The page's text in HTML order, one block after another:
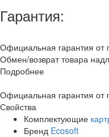
Гарантия:
Официальная гарантия от
Обмен/возврат товара
Подробнее
Официальная гарантия от
Свойства
Комплектующие
Бренд Ecosoft